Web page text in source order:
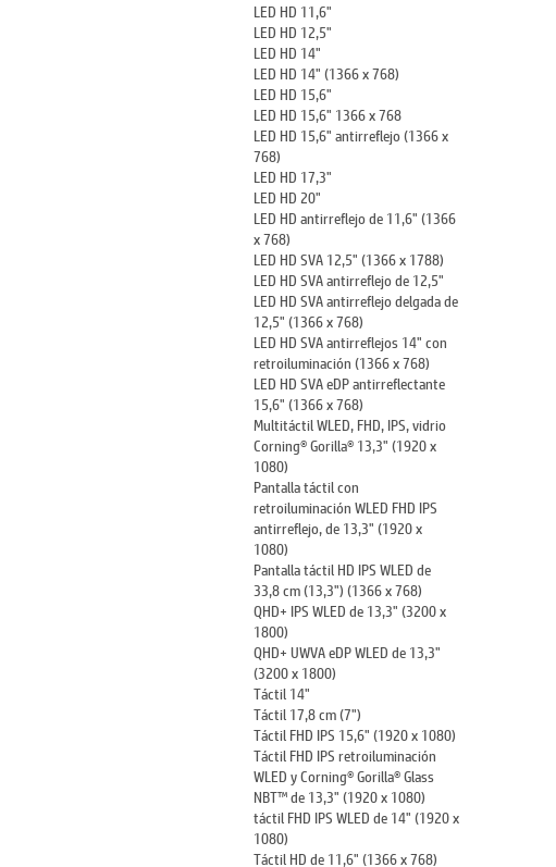
LED HD 11,6"
LED HD 12,5"
LED HD 14"
LED HD 14" (1366 x 768)
LED HD 15,6"
LED HD 15,6" 1366 x 768
LED HD 15,6" antirreflejo (1366 x
768)
LED HD 17,3"
LED HD 20"
LED HD antirreflejo de 11,6" (1366
x 768)
LED HD SVA 12,5" (1366 x 1788)
LED HD SVA antirreflejo de 12,5"
LED HD SVA antirreflejo delgada de
12,5" (1366 x 768)
LED HD SVA antirreflejos 14" con
retroiluminación (1366 x 768)
LED HD SVA eDP antirreflectante
15,6" (1366 x 768)
Multitáctil WLED, FHD, IPS, vidrio
Corning® Gorilla® 13,3" (1920 x
1080)
Pantalla táctil con
retroiluminación WLED FHD IPS
antirreflejo, de 13,3" (1920 x
1080)
Pantalla táctil HD IPS WLED de
33,8 cm (13,3") (1366 x 768)
QHD+ IPS WLED de 13,3" (3200 x
1800)
QHD+ UWVA eDP WLED de 13,3"
(3200 x 1800)
Táctil 14"
Táctil 17,8 cm (7")
Táctil FHD IPS 15,6" (1920 x 1080)
Táctil FHD IPS retroiluminación
WLED y Corning® Gorilla® Glass
NBT™ de 13,3" (1920 x 1080)
táctil FHD IPS WLED de 14" (1920 x
1080)
Táctil HD de 11,6" (1366 x 768)